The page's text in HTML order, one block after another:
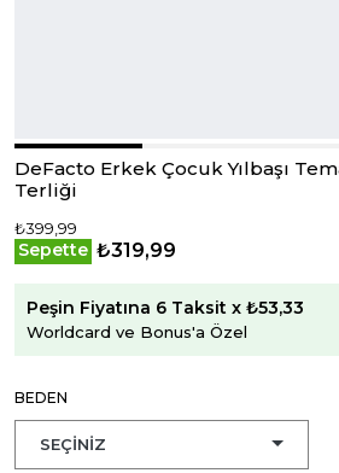
DeFacto Erkek Çocuk Yılbaşı
Terliği
₺399,99
Sepette ₺319,99
Peşin Fiyatına 6 Taksit x ₺53,33
Worldcard ve Bonus'a Özel
BEDEN